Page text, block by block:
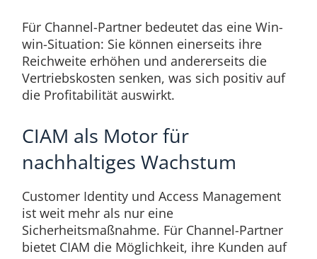
Für Channel-Partner bedeutet das eine Win-
win-Situation: Sie können einerseits ihre
Reichweite erhöhen und andererseits die
Vertriebskosten senken, was sich positiv auf
die Profitabilität auswirkt.
CIAM als Motor für
nachhaltiges Wachstum
Customer Identity und Access Management
ist weit mehr als nur eine
Sicherheitsmaßnahme. Für Channel-Partner
bietet CIAM die Möglichkeit, ihre Kunden auf